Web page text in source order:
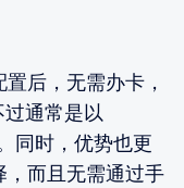
后，无需办卡，
过通常是以
同时，优势也更
，而且无需通过手